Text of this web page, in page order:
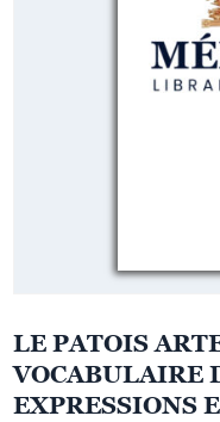
LE PATOIS
VOCABULAIRE
EXPRESSIONS